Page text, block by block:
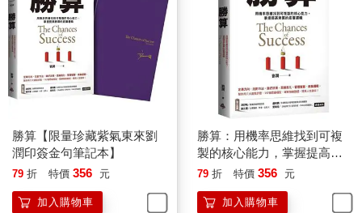
法學家的對錯觀
對於上述情況，法學家可能會說：「這當然是A的錯，這就是蓄意
謀殺，還有什麼好討論的！」
是的，如果證據確鑿，在法學家眼中，這就是A的錯。但是，這種
「大快人心」的對錯觀，不一定能避免類似案件再度發生——法
學家做不到的事情，經濟學家也許能做到。
經濟學家的對錯觀
對於上述情況，經濟學家可能有不同看法：是C的錯。
經濟學家是這樣考慮的：整個社會為避免B被A誘騙進入C的工地
勝算【限量珍藏紫氣東來劉
潤印簽金句筆記本】
79 折 特價 356 元
加入購物車
勝算：用機率思維找到可複
製的核心能力，掌握提高勝
算的底層邏輯
79 折 特價 356 元
加入購物車